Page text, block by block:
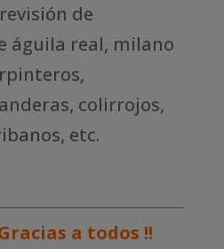
de
águila real, milano
colirrojos,
etc.
Gracias a todos !!